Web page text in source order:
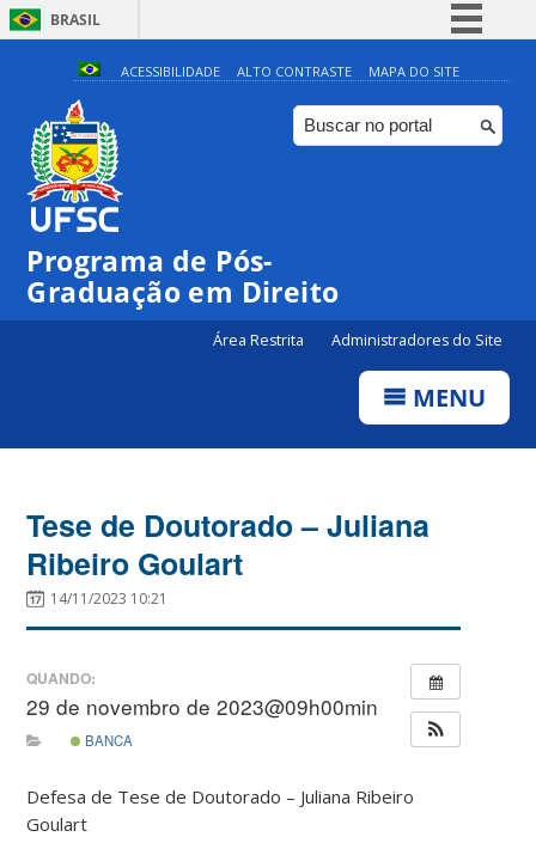
BRASIL
Simplifique!
Comunica BR
Participe
ACESSIBILIDADE ALTO CONTRASTE MAPA DO SITE
Programa de Pós-
Graduação em Direito
Área Restrita Administradores do Site
MENU
Tese de Doutorado – Juliana
Ribeiro Goulart
14/11/2023 10:21
QUANDO:
29 de novembro de 2023@09h00min
BANCA
Defesa de Tese de Doutorado – Juliana Ribeiro
Goulart